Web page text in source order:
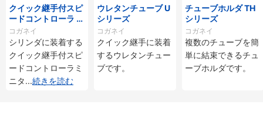
クイック継手付スピ
ードコントローラ ス
タンダードタイプ S
C□-M・SS□-Mシ
リーズ
コガネイ
シリンダに装着する
クイック継手付スピ
ードコントローラミ
ニタ...続きを読む
ウレタンチューブ U
シリーズ
コガネイ
クイック継手に装着
するウレタンチュー
ブです。
チューブホルダ TH
シリーズ
コガネイ
複数のチューブを簡
単に結束できるチュ
ーブホルダです。